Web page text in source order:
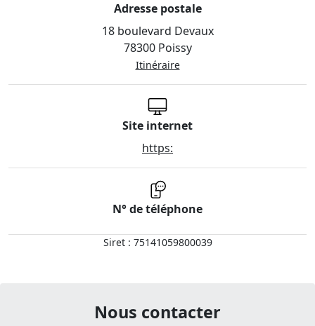
Adresse postale
18 boulevard Devaux
78300 Poissy
Itinéraire
Site internet
https:
N° de téléphone
Siret : 75141059800039
Nous contacter